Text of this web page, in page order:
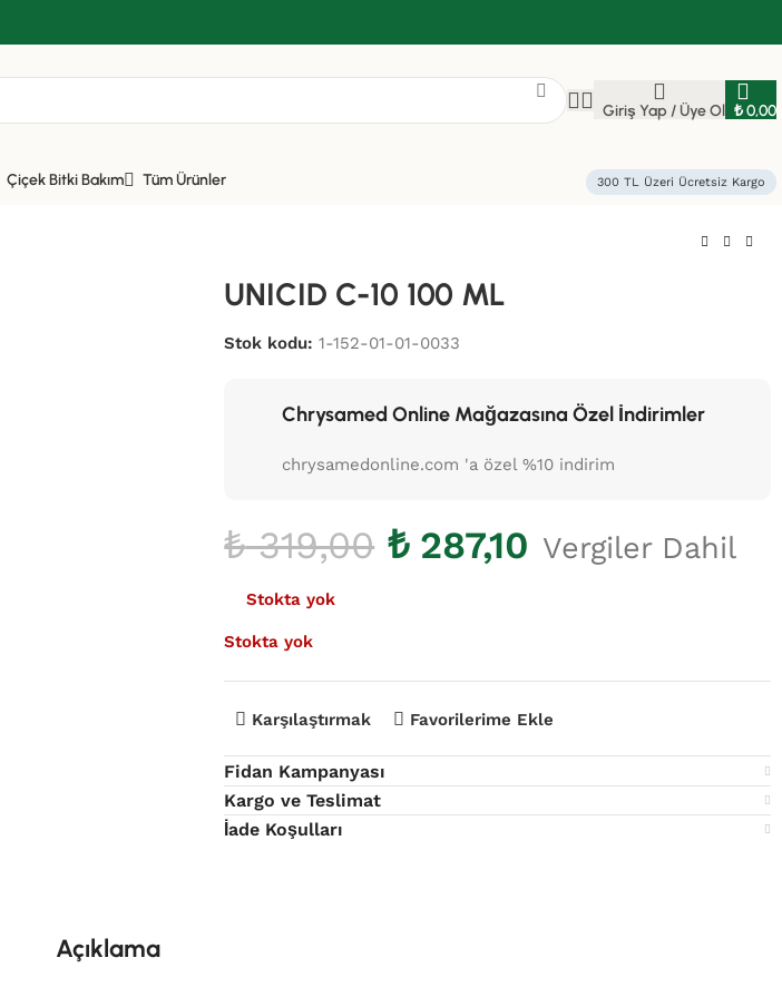
Giriş Yap / Üye Ol ₺0,00
Çiçek Bitki Bakım Tüm Ürünler 300 TL Üzeri Ücretsiz Kargo
UNICID C-10 100 ML
Stok kodu:1-152-01-01-0033
Chrysamed Online Mağazasına Özel İndirimler
chrysamedonline.com 'a özel %10 indirim
₺319,00 ₺287,10 Vergiler Dahil
Stokta yok
Stokta yok
Karşılaştırmak Favorilerime Ekle
Fidan Kampanyası
Kargo ve Teslimat
İade Koşulları
Açıklama